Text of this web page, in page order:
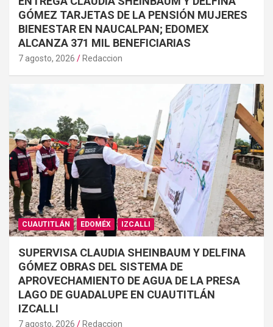
GÓMEZ TARJETAS DE LA PENSIÓN MUJERES
BIENESTAR EN NAUCALPAN; EDOMEX
ALCANZA 371 MIL BENEFICIARIAS
7 agosto, 2026 Redaccion
CUAUTITLÁN EDOMÉX IZCALLI
SUPERVISA CLAUDIA SHEINBAUM Y DELFINA
GÓMEZ OBRAS DEL SISTEMA DE
APROVECHAMIENTO DE AGUA DE LA PRESA
LAGO DE GUADALUPE EN CUAUTITLÁN
IZCALLI
7 agosto, 2026 Redaccion